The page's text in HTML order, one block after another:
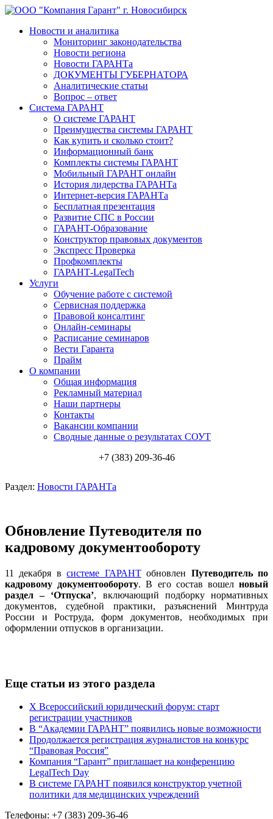
Новости и аналитика
Мониторинг законодательства
Новости региона
Новости ГАРАНТа
ДОКУМЕНТЫ ГУБЕРНАТОРА
Аналитические статьи
Вопрос – ответ
Система ГАРАНТ
О системе ГАРАНТ
Преимущества системы ГАРАНТ
Как купить и сколько стоит?
Информационный банк
Комплекты системы ГАРАНТ
Мобильный ГАРАНТ онлайн
История лидерства ГАРАНТа
Интернет-версия ГАРАНТа
Бесплатная презентация
Развитие СПС в России
ГАРАНТ-Образование
Конструктор правовых документов
Экспресс Проверка
Профкомплекты
ГАРАНТ-LegalTech
Услуги
Обучение работе с системой
Сервисная поддержка
Правовой консалтинг
Онлайн-семинары
Расписание семинаров
Вести Гаранта
Прайм
О компании
Общая информация
Рекламный материал
Наши партнеры
Контакты
Вакансии компании
Сводные данные о результатах СОУТ
+7 (383) 209-36-46
Раздел: Новости ГАРАНТа
Обновление Путеводителя по
кадровому документообороту
11 декабря всистеме ГАРАНТобновлен Путеводитель по
кадровому документообороту. В его состав вошелновый
раздел – ‘Отпуска’, включающий подборку нормативных
документов, судебной практики, разъяснений Минтруда
России и Роструда, форм документов, необходимых при
оформлении отпусков в организации.
Еще статьи из этого раздела
X Всероссийский юридический форум: старт
регистрации участников
В “Академии ГАРАНТ” появились новые возможности
Продолжается регистрация журналистов на конкурс
“Правовая Россия”
Компания “Гарант” приглашает на конференцию
LegalTech Day
В системе ГАРАНТ появился конструктор учетной
политики для медицинских учреждений
Телефоны: +7 (383) 209-36-46